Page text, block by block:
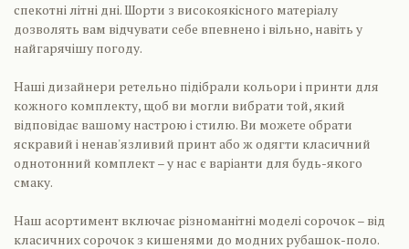
спекотні літні дні. Шорти з високоякісного матеріалу
дозволять вам відчувати себе впевнено і вільно, навіть у
найгарячішу погоду.
Наші дизайнери ретельно підібрали кольори і принти для
кожного комплекту, щоб ви могли вибрати той, який
відповідає вашому настрою і стилю. Ви можете обрати
яскравий і ненав'язливий принт або ж одягти класичний
однотонний комплект – у нас є варіанти для будь-якого
смаку.
Наш асортимент включає різноманітні моделі сорочок – від
класичних сорочок з кишенями до модних рубашок-поло.